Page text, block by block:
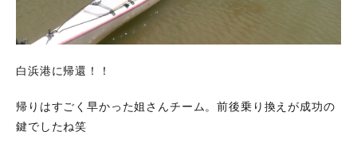
白浜港に帰還！！
帰りはすごく早かった姐さんチーム。前後乗り換えが成功の
鍵でしたね笑